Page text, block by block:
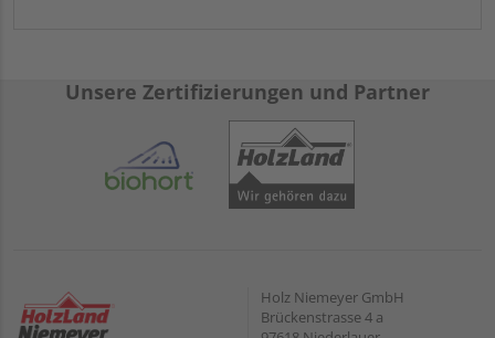
Unsere Zertifizierungen und Partner
Holz Niemeyer GmbH
Brückenstrasse 4 a